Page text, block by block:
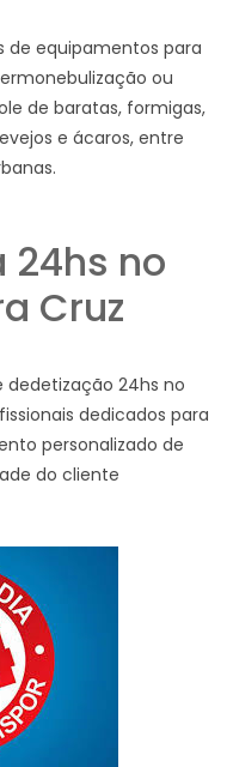
de equipamentos para
ou
de baratas, formigas,
e ácaros, entre
24hs no
Cruz
dedetização 24hs no
dedicados para
personalizado de
do cliente